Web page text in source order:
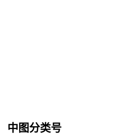
中图分类号